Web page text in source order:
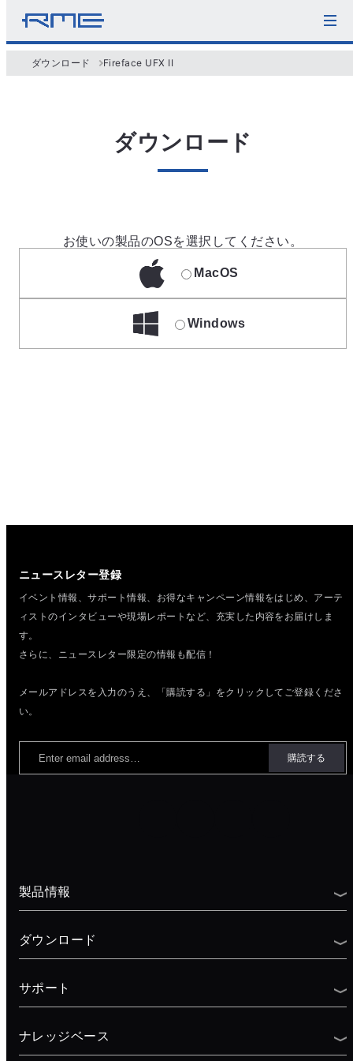
ダウンロード Fireface UFX II
ダウンロード
お使いの製品のOSを選択してください。
MacOS
Windows
ニュースレター登録
イベント情報、サポート情報、お得なキャンペーン情報をはじめ、 アーテ
ィストのインタビューや現場レポートなど、充実した内容をお届けしま
す。
さらに、ニュースレター限定の情報も配信！
メールアドレスを入力のうえ、「購読する」をクリックしてご登録くださ
い。
製品情報
ダウンロード
サポート
ナレッジベース